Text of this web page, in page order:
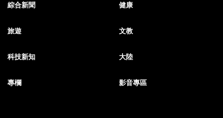
綜合新聞 健康
旅遊 文教
科技新知 大陸
專欄 影音專區